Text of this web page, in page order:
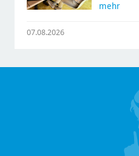
mehr
07.08.2026